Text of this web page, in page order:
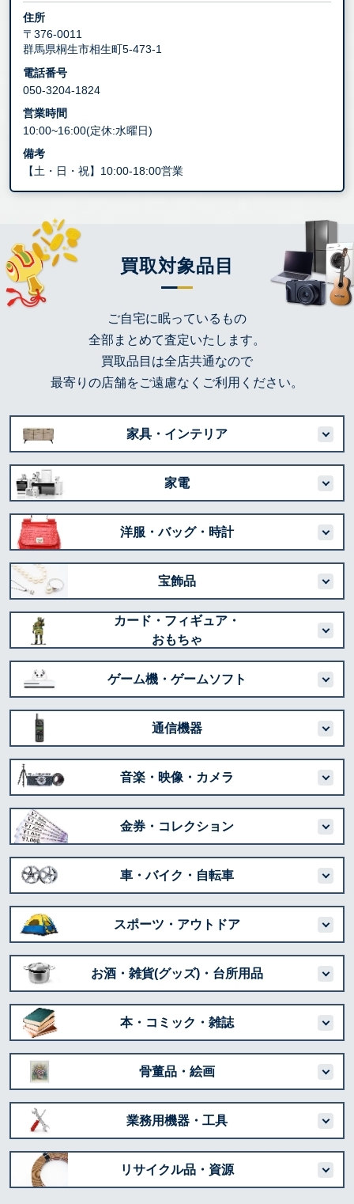
住所
〒376-0011
群馬県桐生市相生町5-473-1
電話番号
050-3204-1824
営業時間
10:00~16:00(定休:水曜日)
備考
【土・日・祝】10:00-18:00営業
買取対象品目
ご自宅に眠っているもの
全部まとめて査定いたします。
買取品目は全店共通なので
最寄りの店舗をご遠慮なくご利用ください。
家具・インテリア
家電
洋服・バッグ・時計
宝飾品
カード・フィギュア・
おもちゃ
ゲーム機・ゲームソフト
通信機器
音楽・映像・カメラ
金券・コレクション
車・バイク・自転車
スポーツ・アウトドア
お酒・雑貨(グッズ)・台所用品
本・コミック・雑誌
骨董品・絵画
業務用機器・工具
リサイクル品・資源